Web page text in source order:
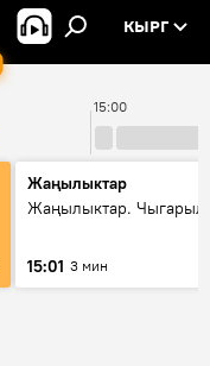
КЫРГ
15:00
Жаңылыктар
Жаңылыктар.
15:01 3 мин